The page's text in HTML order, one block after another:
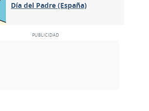
Día del Padre (España)